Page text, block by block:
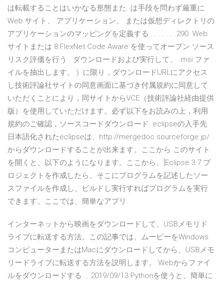
は転載することはいかなる形態また. は手段を問わず厳重に
Web サイト、 アプリケーション、 または仮想ディレクトリの
アプリケーションのマッピングを定義する . . . . . . .290. Web
サイトまたは 8 FlexNet Code Aware を使ってオープン ソース
リスク評価を行う . ダウンロードおよび実行して、 .msi ファ
イルを抽出します。 ) に限り，ダウンロードURLにアクセス
し技術評論社サイトの同意画面に基づき付属規約に同意して
いただくことにより，同サイトからVCE（技術評論社経由提供
版）を使用していただけます。必ず以下をお読みの上，利用
規約のご確認，ソースコードダウンロード eclipseの入手先.
日本語化されたeclipseは、http://mergedoc.sourceforge.jp/
からダウンロードすることが出来ます。ここから このサイト
を開くと、以下のようになります。ここから、[Eclipse 3.7 プ
ロジェクトを作成したら、そこにプログラムを記述したソー
スファイルを作成し、ビルドし実行すればプログラムを実行
できます。ここでは、簡単なアプリ
インターネットから映画をダウンロードして、USBメモリド
ライブに転送する方法。この記事では、ムービーをWindows
コンピューターまたはMacにダウンロードしてから、USBメモ
リードライブに転送する方法を説明します。 Webからファイ
ルをダウンロードする … 2019/09/13 Pythonを使うと、簡単に